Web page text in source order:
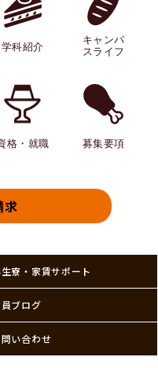
求
寮・家賃サポート
ブログ
い合わせ